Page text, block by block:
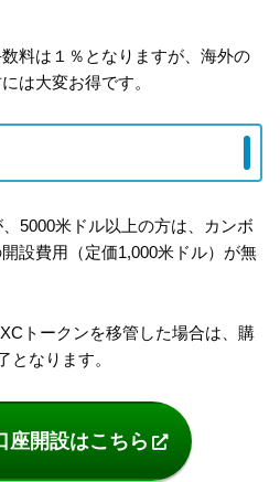
料は１％となりますが、海外の
は大変お得です。
5000米ドル以上の方は、カンボ
設費用（定価1,000米ドル）が無
トークンを移管した場合は、購
となります。
座開設はこちら